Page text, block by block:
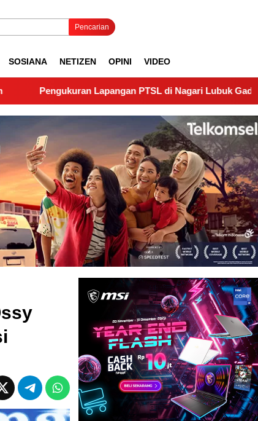
Pencarian
SOSIANA NETIZEN OPINI VIDEO
Lapangan PTSL di Nagari Lubuk Gadang Timur